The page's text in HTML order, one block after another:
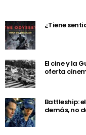
¿Tiene
El cine y la
oferta
Battleship:
demás, no